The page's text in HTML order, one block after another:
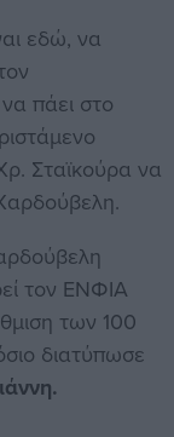
εδώ, να
πάει στο
Σταϊκούρα να
τον ΕΝΦΙΑ
των 100
διατύπωσε